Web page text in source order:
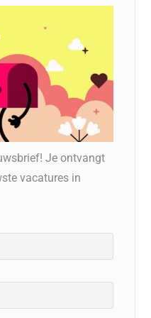
Je ontvangt
vacatures in